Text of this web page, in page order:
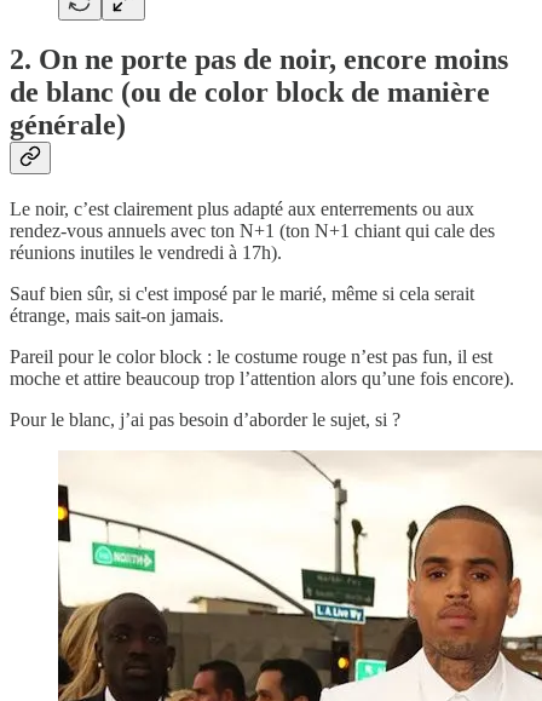
2. On ne porte pas de noir, encore moins
de blanc (ou de color block de manière
générale)
Le noir, c’est clairement plus adapté aux enterrements ou aux
rendez-vous annuels avec ton N+1 (ton N+1 chiant qui cale des
réunions inutiles le vendredi à 17h).
Sauf bien sûr, si c'est imposé par le marié, même si cela serait
étrange, mais sait-on jamais.
Pareil pour le color block : le costume rouge n’est pas fun, il est
moche et attire beaucoup trop l’attention alors qu’une fois encore).
Pour le blanc, j’ai pas besoin d’aborder le sujet, si ?